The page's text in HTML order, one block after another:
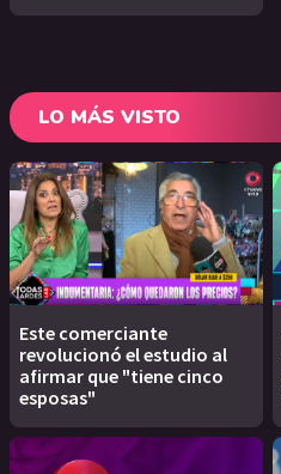
LO MÁS VISTO
Este comerciante
revolucionó el estudio al
afirmar que "tiene cinco
esposas"